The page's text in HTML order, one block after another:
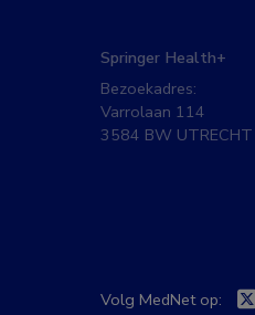
Springer Health+
Bezoekadres:
Varrolaan 114
3584 BW UTRECHT
Volg MedNet op: